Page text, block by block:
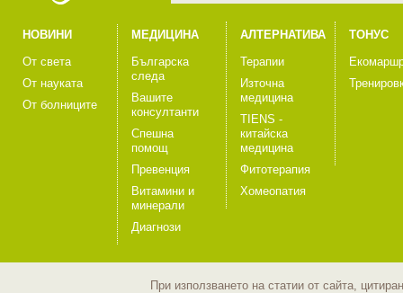
НОВИНИ
От света
От науката
От болниците
МЕДИЦИНА
Българска
следа
Вашите
консултанти
Спешна
помощ
Превенция
Витамини и
минерали
Диагнози
АЛТЕРНАТИВА
Терапии
Източна
медицина
TIENS -
китайска
медицина
Фитотерапия
Хомеопатия
ТОНУС
При използването на статии от сайта,